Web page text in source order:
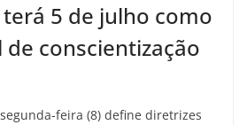
5 de julho como
conscientização
feira (8) define diretrizes